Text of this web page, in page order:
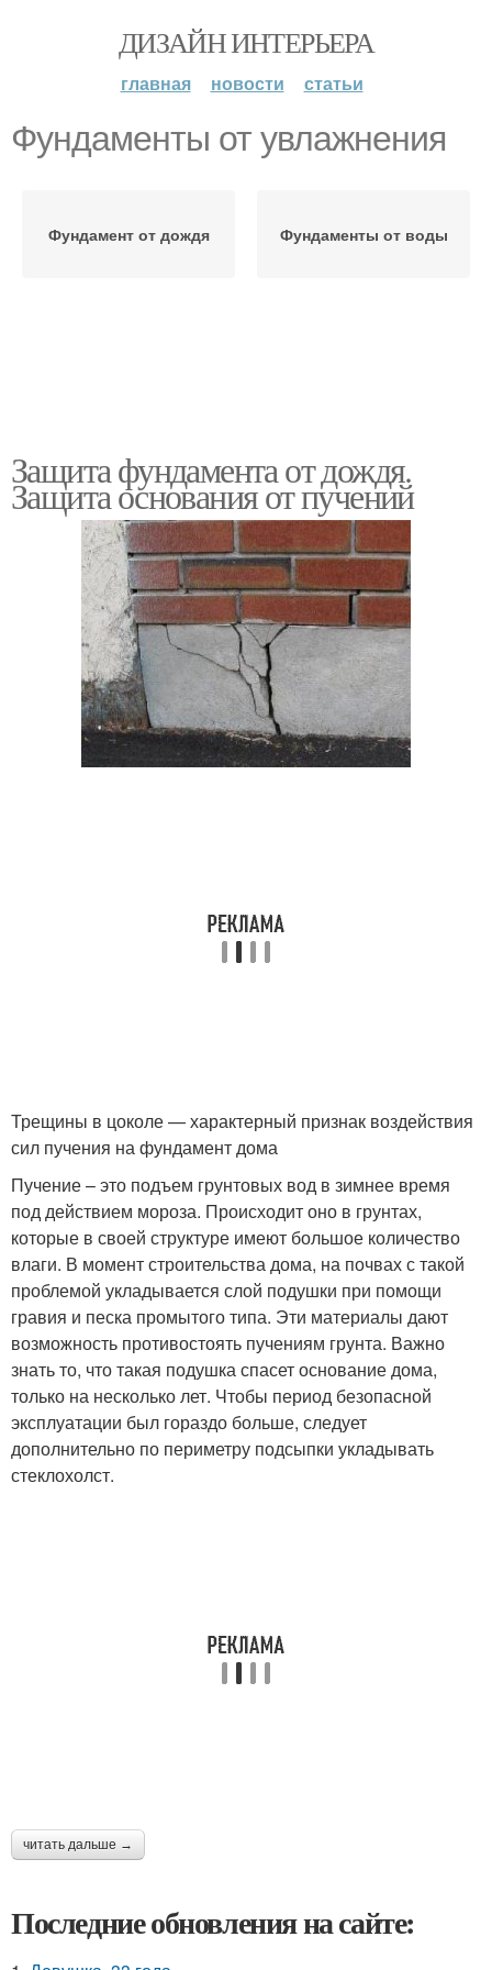
ДИЗАЙН ИНТЕРЬЕРА
главная новости статьи
Фундаменты от увлажнения
Фундамент от дождя Фундаменты от воды
Защита фундамента от дождя.
Защита основания от пучений
Трещины в цоколе — характерный признак воздействия
сил пучения на фундамент дома
Пучение – это подъем грунтовых вод в зимнее время
под действием мороза. Происходит оно в грунтах,
которые в своей структуре имеют большое количество
влаги. В момент строительства дома, на почвах с такой
проблемой укладывается слой подушки при помощи
гравия и песка промытого типа. Эти материалы дают
возможность противостоять пучениям грунта. Важно
знать то, что такая подушка спасет основание дома,
только на несколько лет. Чтобы период безопасной
эксплуатации был гораздо больше, следует
дополнительно по периметру подсыпки укладывать
стеклохолст.
читать дальше →
Последние обновления на сайте: